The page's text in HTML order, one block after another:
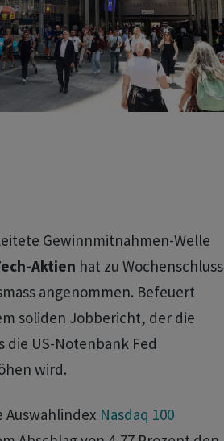
Gewinnmitnahmen-Welle
Aktien hat zu Wochenschluss
angenommen. Befeuert
soliden Jobbericht, der die
US-Notenbank Fed
wird.
Auswahlindex Nasdaq 100